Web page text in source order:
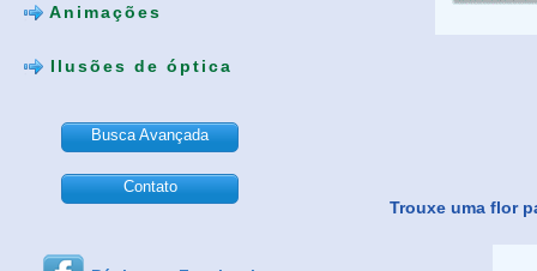
Animações
Ilusões de óptica
Busca Avançada
Contato
Trouxe uma flor